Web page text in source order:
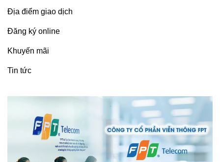
Địa điểm giao dịch
Đăng ký online
Khuyến mãi
Tin tức